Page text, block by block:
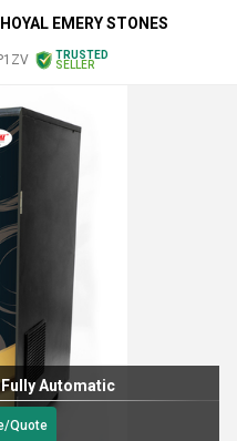
EMERY STONES
TRUSTED
SELLER
Automatic
Quote